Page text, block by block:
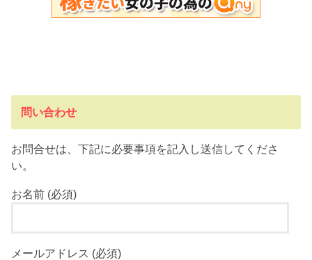
問い合わせ
お問合せは、下記に必要事項を記入し送信してくださ
い。
お名前 (必須)
メールアドレス (必須)